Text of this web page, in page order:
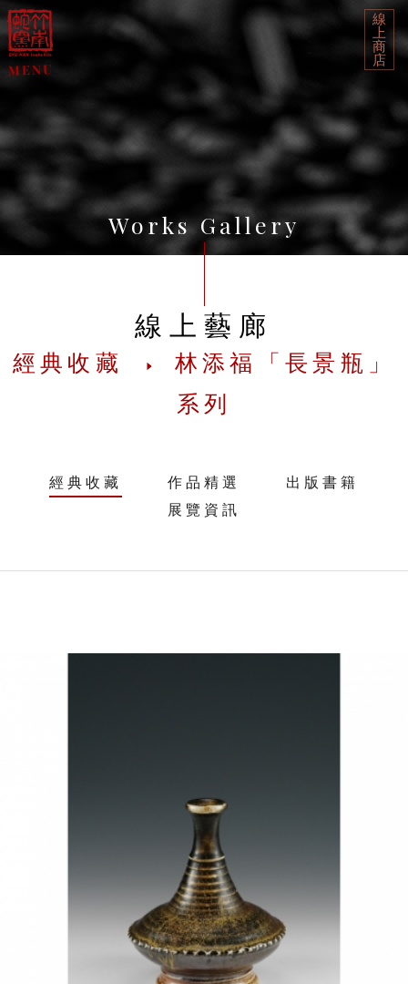
線
上
商
店
Works Gallery
線上藝廊
經典收藏
林添福「長景瓶」
系列
經典收藏 作品精選
出版書籍
展覽資訊